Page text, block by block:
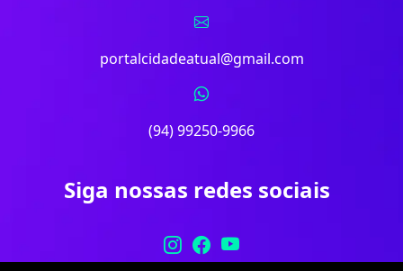
portalcidadeatual@gmail.com
(94) 99250-9966
Siga nossas redes sociais